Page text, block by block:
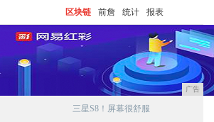
区块链
前詹 统计 报表
广告
三星S8！屏幕很舒服